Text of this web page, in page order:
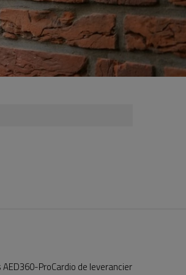
ProCardio de leverancier